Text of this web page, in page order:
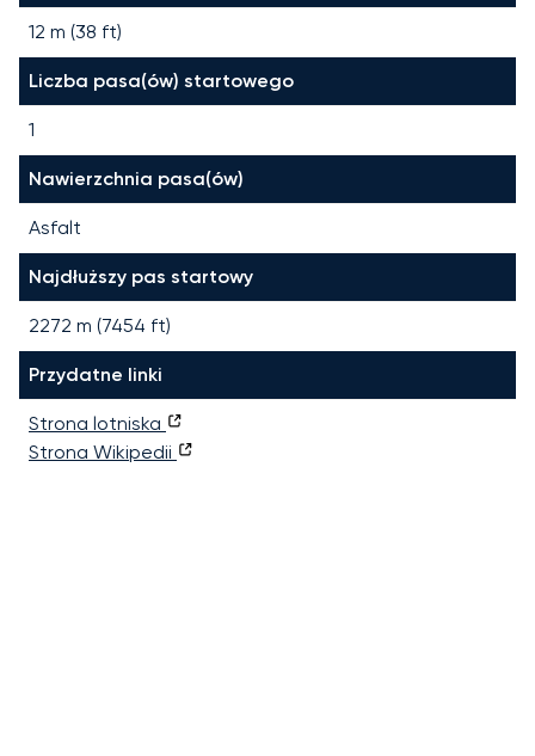
12 m (38 ft)
Liczba pasa(ów) startowego
1
Nawierzchnia pasa(ów)
Asfalt
Najdłuższy pas startowy
2272 m (7454 ft)
Przydatne linki
Strona lotniska
Strona Wikipedii